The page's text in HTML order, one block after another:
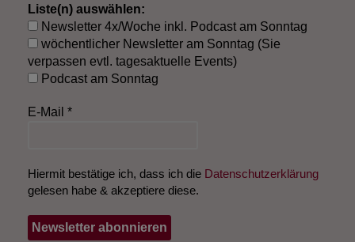
Liste(n) auswählen:
Newsletter 4x/Woche inkl. Podcast am Sonntag
wöchentlicher Newsletter am Sonntag (Sie
verpassen evtl. tagesaktuelle Events)
Podcast am Sonntag
E-Mail *
Hiermit bestätige ich, dass ich die Datenschutzerklärung
gelesen habe & akzeptiere diese.